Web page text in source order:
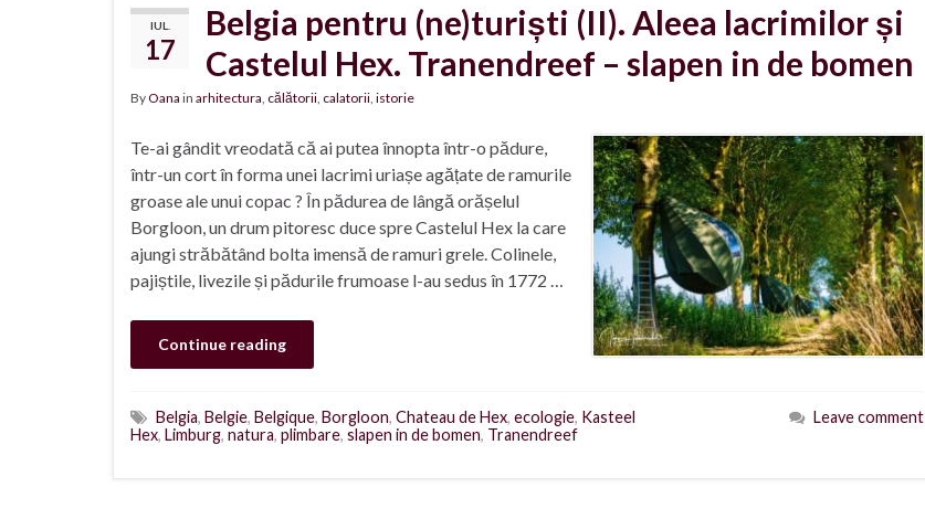
IUL.
17
Belgia pentru (ne)turiști (II). Aleea lacrimilor și
Castelul Hex. Tranendreef – slapen in de bomen
ByOana in arhitectura, călătorii, calatorii, istorie
Te-ai gândit vreodată că ai putea înnopta într-o pădure,
într-un cort în forma unei lacrimi uriașe agățate de ramurile
groase ale unui copac ? În pădurea de lângă orășelul
Borgloon, un drum pitoresc duce spre Castelul Hex la care
ajungi străbătând bolta imensă de ramuri grele. Colinele,
pajiștile, livezile și pădurile frumoase l-au sedus în 1772 …
Continue reading
Belgia, Belgie, Belgique, Borgloon, Chateau de Hex, ecologie, Kasteel
Hex, Limburg, natura, plimbare, slapen in de bomen, Tranendreef
Leave comment